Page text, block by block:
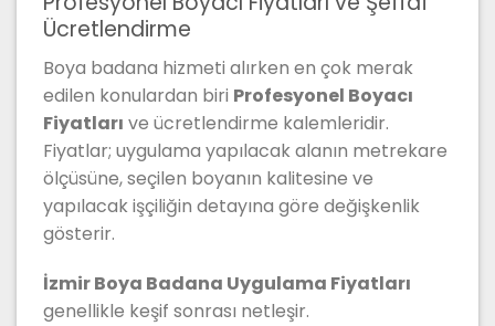
Ücretlendirme
Boya badana hizmeti alırken en çok merak
edilen konulardan biri Profesyonel Boyacı
Fiyatları ve ücretlendirme kalemleridir.
Fiyatlar; uygulama yapılacak alanın metrekare
ölçüsüne, seçilen boyanın kalitesine ve
yapılacak işçiliğin detayına göre değişkenlik
gösterir.
İzmir Boya Badana Uygulama Fiyatları
genellikle keşif sonrası netleşir.